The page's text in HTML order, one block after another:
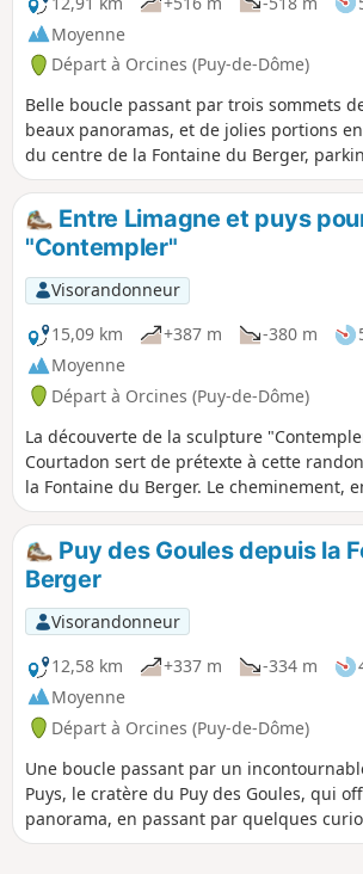
Moyenne
Départ à Orcines (Puy-de-Dôme)
Belle boucle passant par trois sommets
beaux panoramas, et de jolies portions
du centre de la Fontaine du Berger,
fréquenté que le Parking des Goules.
Visorando est conseillée car certains
balisés. Forte fréquentation en saison
Entre Limagne et puys
"Contempler"
Visorandonneur
15,09 km
+387 m -380 m
Moyenne
Départ à Orcines (Puy-de-Dôme)
La découverte de la sculpture
Courtadon sert de prétexte à cette
la Fontaine du Berger. Le cheminement,
faille de Limagne, permet de traverser
champs cultivés, zone humide, pâtures,
bois et forêts mais aussi des villages et
riches de bâtis traditionnels.
Puy des Goules depuis la
Berger
Visorandonneur
12,58 km
+337 m -334 m
Moyenne
Départ à Orcines (Puy-de-Dôme)
Une boucle passant par un
Puys, le cratère du Puy des Goules, qui
panorama, en passant par quelques
ancienne caserne militaire, une